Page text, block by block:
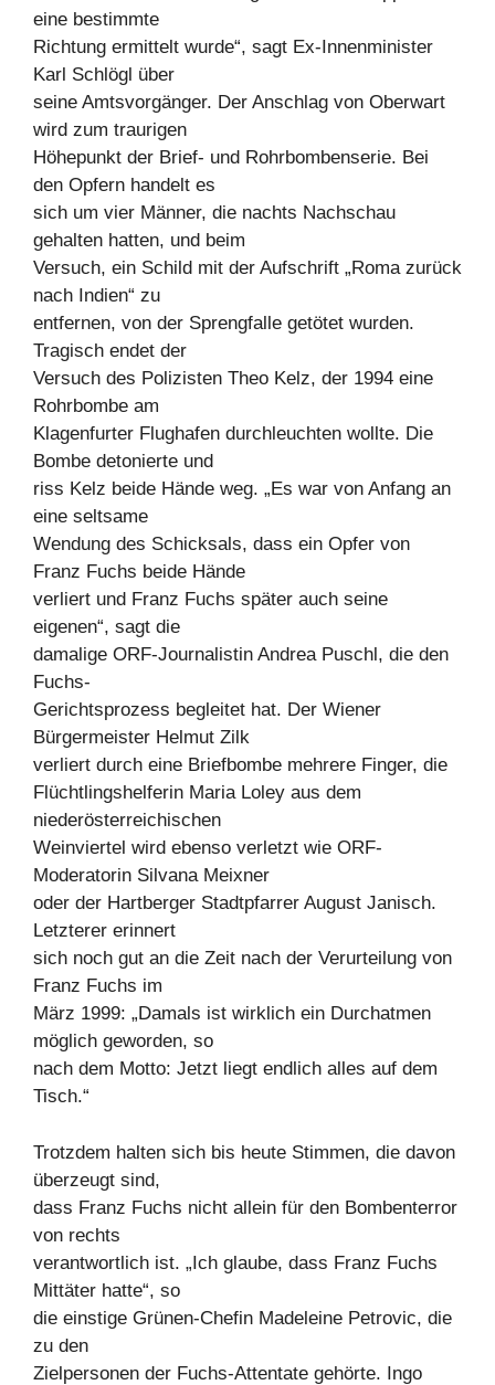
eine bestimmte
Richtung ermittelt wurde“, sagt Ex-Innenminister
Karl Schlögl über
seine Amtsvorgänger. Der Anschlag von Oberwart
wird zum traurigen
Höhepunkt der Brief- und Rohrbombenserie. Bei
den Opfern handelt es
sich um vier Männer, die nachts Nachschau
gehalten hatten, und beim
Versuch, ein Schild mit der Aufschrift „Roma zurück
nach Indien“ zu
entfernen, von der Sprengfalle getötet wurden.
Tragisch endet der
Versuch des Polizisten Theo Kelz, der 1994 eine
Rohrbombe am
Klagenfurter Flughafen durchleuchten wollte. Die
Bombe detonierte und
riss Kelz beide Hände weg. „Es war von Anfang an
eine seltsame
Wendung des Schicksals, dass ein Opfer von
Franz Fuchs beide Hände
verliert und Franz Fuchs später auch seine
eigenen“, sagt die
damalige ORF-Journalistin Andrea Puschl, die den
Fuchs-
Gerichtsprozess begleitet hat. Der Wiener
Bürgermeister Helmut Zilk
verliert durch eine Briefbombe mehrere Finger, die
Flüchtlingshelferin Maria Loley aus dem
niederösterreichischen
Weinviertel wird ebenso verletzt wie ORF-
Moderatorin Silvana Meixner
oder der Hartberger Stadtpfarrer August Janisch.
Letzterer erinnert
sich noch gut an die Zeit nach der Verurteilung von
Franz Fuchs im
März 1999: „Damals ist wirklich ein Durchatmen
möglich geworden, so
nach dem Motto: Jetzt liegt endlich alles auf dem
Tisch.“
Trotzdem halten sich bis heute Stimmen, die davon
überzeugt sind,
dass Franz Fuchs nicht allein für den Bombenterror
von rechts
verantwortlich ist. „Ich glaube, dass Franz Fuchs
Mittäter hatte“, so
die einstige Grünen-Chefin Madeleine Petrovic, die
zu den
Zielpersonen der Fuchs-Attentate gehörte. Ingo